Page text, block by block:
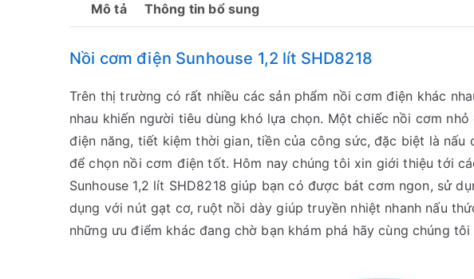
Mô tả Thông tin bổ sung
Nồi cơm điện Sunhouse 1,2 lít SHD8218
Trên thị trường có rất nhiều các sản phẩm nồi cơm điện khác
nhau khiến người tiêu dùng khó lựa chọn. Một chiếc nồi cơm
điện năng, tiết kiệm thời gian, tiền của công sức, đặc biệt là nấu
để chọn nồi cơm điện tốt. Hôm nay chúng tôi xin giới thiệu tới
Sunhouse 1,2 lít SHD8218 giúp bạn có được bát cơm ngon, sử
dụng với nút gạt cơ, ruột nồi dày giúp truyền nhiệt nhanh nấu
những ưu điểm khác đang chờ bạn khám phá hãy cùng chúng